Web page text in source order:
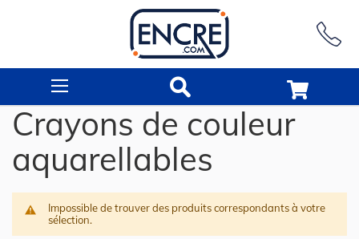
Crayons de couleur
aquarellables
Impossible de trouver des produits correspondants à votre
sélection.